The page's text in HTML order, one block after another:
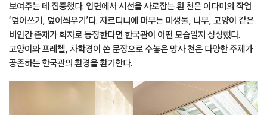
보여주는 데 집중했다. 입면에서 시선을 사로잡는 흰 천은 이다미의 작업
‘덮어쓰기, 덮어씌우기’다. 자르디니에 머무는 미생물, 나무, 고양이 같은
비인간 존재가 화자로 등장한다면 한국관이 어떤 모습일지 상상했다.
고양이와 프레첼, 차학경이 쓴 문장으로 수놓은 망사 천은 다양한 주체가
공존하는 한국관의 환경을 환기한다.